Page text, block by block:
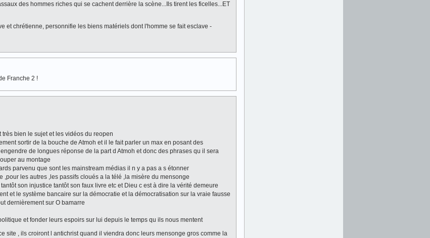
des hommes riches qui se cachent derrière la scène...Ils tirent les ficelles...ET
et chrétienne, personnifie les biens matériels dont l'homme se fait esclave -
Franche 2 !
bien le sujet et les vidéos du reopen
sortir de la bouche de Atmoh et il le fait parler un max en posant des
de longues réponse de la part d Atmoh et donc des phrases qu il sera
au montage
parvenu que sont les mainstream médias il n y a pas a s étonner
,pour les autres ,les passifs cloués a la télé ,la misère du mensonge
son injustice tantôt son faux livre etc et Dieu c est à dire la vérité demeure
et le système bancaire sur la démocratie et la démocratisation sur la vraie fausse
dernièrement sur O bamarre
et fonder leurs espoirs sur lui depuis le temps qu ils nous mentent
site , ils croiront l antichrist quand il viendra donc leurs mensonge gros comme la